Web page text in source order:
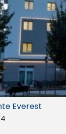
Everest